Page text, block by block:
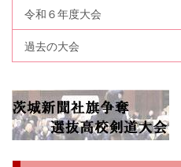
令和６年度大会
過去の大会